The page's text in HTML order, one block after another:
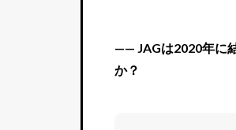
—— JAGは2020年に
か？